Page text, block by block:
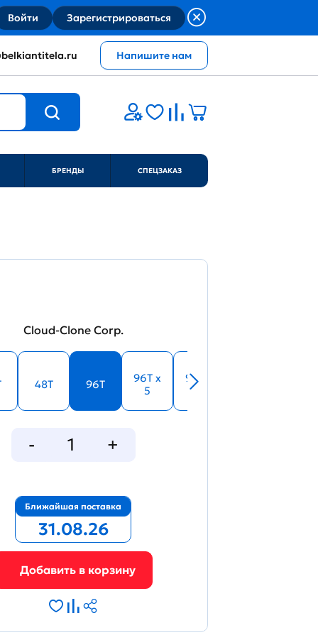
Войти Зарегистрироваться
Напишите нам
БРЕНДЫ СПЕЦЗАКАЗ
33972
Figure. Standard curve
Cloud-Clone Corp.
48T 96T
96T x
5
96T x
10
Ближайшая поставка
31.08.26